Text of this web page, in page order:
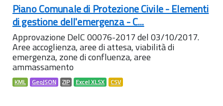
Piano Comunale di Protezione Civile - Elementi
di gestione dell'emergenza - C...
Approvazione DelC 00076-2017 del 03/10/2017.
Aree accoglienza, aree di attesa, viabilità di
emergenza, zone di confluenza, aree
ammassamento
KML GeoJSON ZIP Excel XLSX CSV